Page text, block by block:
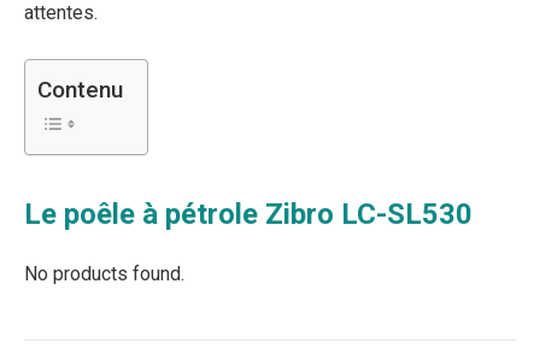
attentes.
Contenu
Le poêle à pétrole Zibro LC-SL530
No products found.